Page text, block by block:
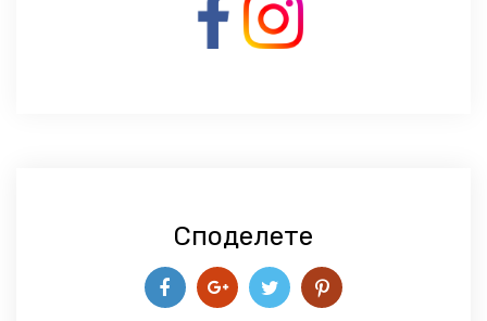
Споделете